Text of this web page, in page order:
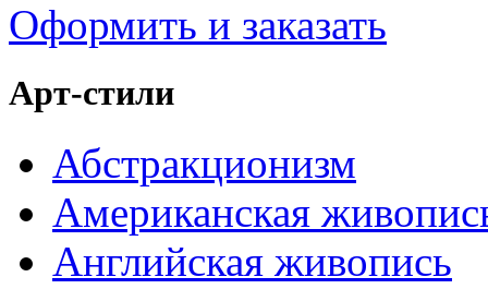
Оформить и заказать
Арт-стили
Абстракционизм
Американская
Английская живопись